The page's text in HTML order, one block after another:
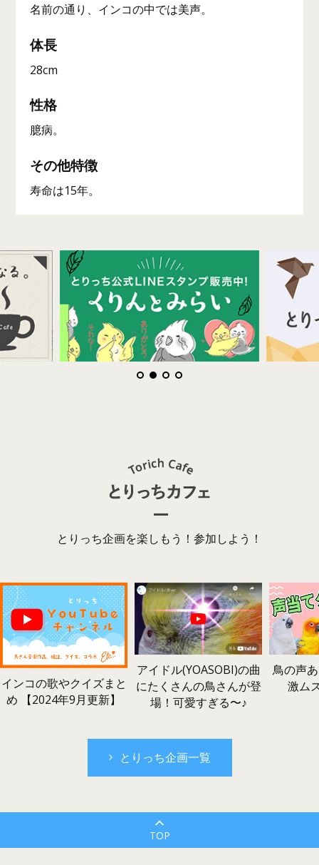
名前の通り、インコの中では美声。
体長
28cm
性格
臆病。
その他特徴
寿命は15年。
とりっち企画を楽しもう！参加しよう！
インコの歌やクイズまと
め 【2024年9月更新】
アイドル(YOASOBI)の曲
にたくさんの鳥さんが登
場！可愛すぎる〜♪
鳥の声
激ム
とりっち企画一覧
TOP